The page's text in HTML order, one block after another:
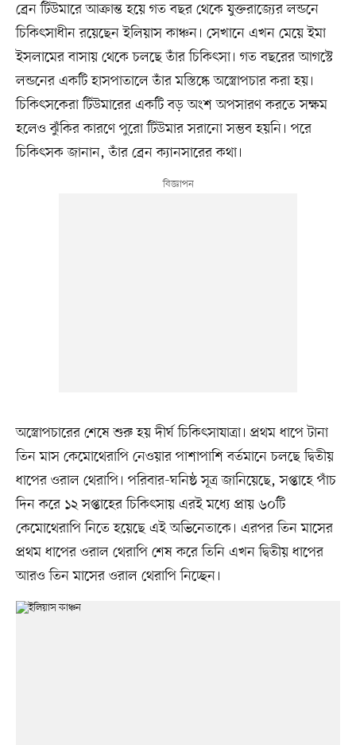
ব্রেন টিউমারে আক্রান্ত হয়ে গত বছর থেকে যুক্তরাজ্যের লন্ডনে
চিকিৎসাধীন রয়েছেন ইলিয়াস কাঞ্চন। সেখানে এখন মেয়ে ইমা
ইসলামের বাসায় থেকে চলছে তাঁর চিকিৎসা। গত বছরের আগস্টে
লন্ডনের একটি হাসপাতালে তাঁর মস্তিষ্কে অস্ত্রোপচার করা হয়।
চিকিৎসকেরা টিউমারের একটি বড় অংশ অপসারণ করতে সক্ষম
হলেও ঝুঁকির কারণে পুরো টিউমার সরানো সম্ভব হয়নি। পরে
চিকিৎসক জানান, তাঁর ব্রেন ক্যানসারের কথা।
অস্ত্রোপচারের শেষে শুরু হয় দীর্ঘ চিকিৎসাযাত্রা। প্রথম ধাপে টানা
তিন মাস কেমোথেরাপি নেওয়ার পাশাপাশি বর্তমানে চলছে দ্বিতীয়
ধাপের ওরাল থেরাপি। পরিবার-ঘনিষ্ঠ সূত্র জানিয়েছে, সপ্তাহে পাঁচ
দিন করে ১২ সপ্তাহের চিকিৎসায় এরই মধ্যে প্রায় ৬০টি
কেমোথেরাপি নিতে হয়েছে এই অভিনেতাকে। এরপর তিন মাসের
প্রথম ধাপের ওরাল থেরাপি শেষ করে তিনি এখন দ্বিতীয় ধাপের
আরও তিন মাসের ওরাল থেরাপি নিচ্ছেন।